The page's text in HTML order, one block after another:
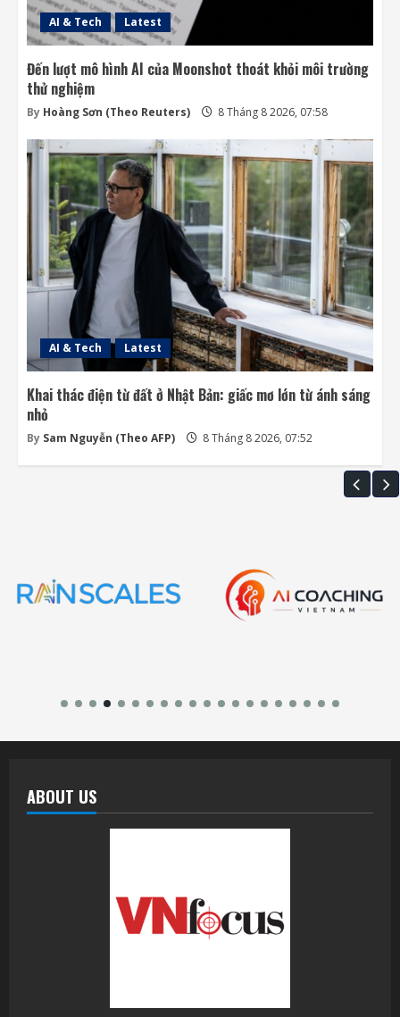
AI & Tech Latest
Đến lượt mô hình AI của Moonshot thoát khỏi môi trường
thử nghiệm
By Hoàng Sơn (Theo Reuters) 8 Tháng 8 2026, 07:58
AI & Tech Latest
Khai thác điện từ đất ở Nhật Bản: giấc mơ lớn từ ánh sáng
nhỏ
By Sam Nguyễn (Theo AFP) 8 Tháng 8 2026, 07:52
ABOUT US